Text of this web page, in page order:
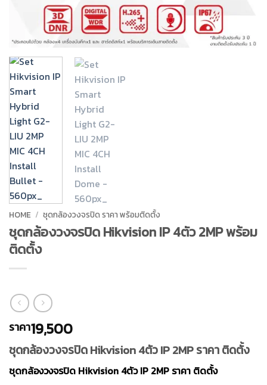
HOME / ชุดกล้องวงจรปิด ราคา พร้อมติดตั้ง
ชุดกล้องวงจรปิด Hikvision IP 4ตัว 2MP พร้อม
ติดตั้ง
ราคา19,500
ชุดกล้องวงจรปิด Hikvision 4ตัว IP 2MP ราคา ติดตั้ง
ชุดกล้องวงจรปิด Hikvision 4ตัว IP 2MP ราคา ติดตั้ง